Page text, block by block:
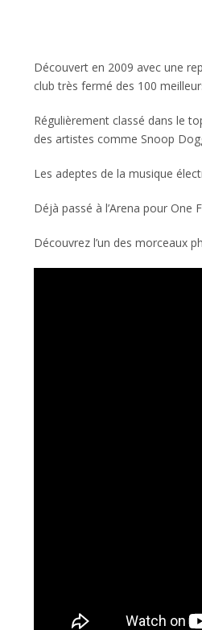
Découvert en 2009 avec une
club très fermé des 100
Régulièrement classé dans le
des artistes comme Snoop
Les adeptes de la musique
Déjà passé à l’Arena pour
Découvrez l’un des morceaux